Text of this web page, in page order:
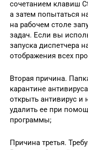
сочетанием клавиш
а затем попытаться
на рабочем столе
задач. Если вы
запуска диспетчера
отображения всех
Вторая причина.
карантине
открыть антивирус и
удалить ее при
программы;
Причина третья.